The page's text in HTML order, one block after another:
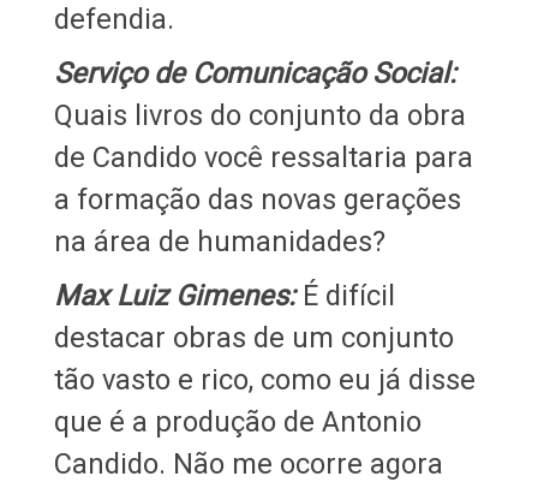
defendia.
Serviço de Comunicação Social:
Quais livros do conjunto da obra
de Candido você ressaltaria para
a formação das novas gerações
na área de humanidades?
Max Luiz Gimenes: É difícil
destacar obras de um conjunto
tão vasto e rico, como eu já disse
que é a produção de Antonio
Candido. Não me ocorre agora